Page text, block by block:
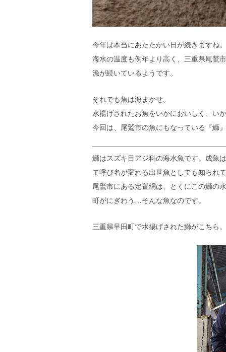
今年は本当にあたたかい日が続きますね。
海水の温度も例年より高く、三重県尾鷲
漁が続いているようです。
それでも魚は海まかせ。
水揚げされたお魚をいかにおいしく、い
今回は、尾鷲市の魚にもなっている『鰤
鰤はスズキ目アジ科の海水魚です。成魚
て呼び名が変わる出世魚としても知られ
尾鷲市にある定置網は、とくにこの鰤の
町がにぎわう…そんな魚なのです。
三重県早田町で水揚げされた鰤がこちら。